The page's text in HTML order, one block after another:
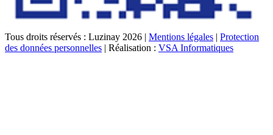
Tous droits réservés : Luzinay 2026 | Mentions légales | Protection
des données personnelles | Réalisation : VSA Informatiques